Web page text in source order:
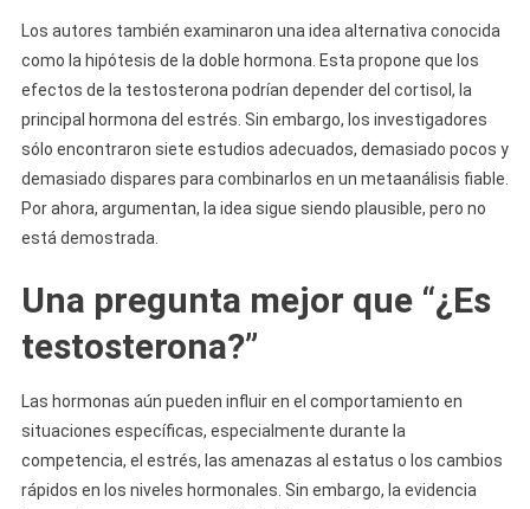
Los autores también examinaron una idea alternativa conocida
como la hipótesis de la doble hormona. Esta propone que los
efectos de la testosterona podrían depender del cortisol, la
principal hormona del estrés. Sin embargo, los investigadores
sólo encontraron siete estudios adecuados, demasiado pocos y
demasiado dispares para combinarlos en un metaanálisis fiable.
Por ahora, argumentan, la idea sigue siendo plausible, pero no
está demostrada.
Una pregunta mejor que “¿Es
testosterona?”
Las hormonas aún pueden influir en el comportamiento en
situaciones específicas, especialmente durante la
competencia, el estrés, las amenazas al estatus o los cambios
rápidos en los niveles hormonales. Sin embargo, la evidencia